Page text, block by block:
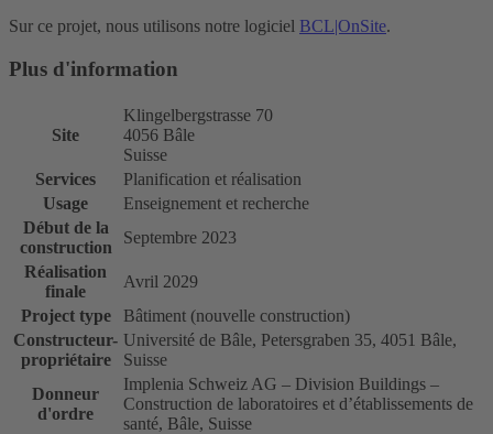
Sur ce projet, nous utilisons notre logiciel BCL|OnSite.
Plus d'information
Site
Klingelbergstrasse 70
4056 Bâle
Suisse
Services
Planification et réalisation
Usage
Enseignement et recherche
Début de la
construction
Septembre 2023
Réalisation
finale
Avril 2029
Project type
Bâtiment (nouvelle construction)
Constructeur-
propriétaire
Université de Bâle, Petersgraben 35, 4051 Bâle,
Suisse
Donneur
d'ordre
Implenia Schweiz AG – Division Buildings –
Construction de laboratoires et d’établissements de
santé, Bâle, Suisse